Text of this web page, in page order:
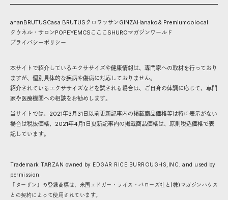
ananBRUTUSCasa BRUTUS クロワッサンGINZAHanako& Premiumcolocal
クウネル・サロンPOPEYEMCS こここ SHUROマガジンワールド
プライバシーポリシー
本サイトで紹介しているエクササイズや健康情報は、専門家への取材を行っており
ますが、個別具体的な疾病や傷病に対応しておりません。
紹介されているエクササイズなどを試される場合は、ご自身の体調に応じて、専門
家や医療機関への相談をお勧めします。
当サイトでは、2021年3月31日以前更新記事内の掲載商品価格等は特に表示がない
場合は税抜価格、2021年4月1日更新記事内の掲載商品価格は、原則税込価格で表
記しています。
Trademark TARZAN owned by EDGAR RICE BURROUGHS,INC. and used by
permission.
『ターザン』の登録商標は、米国エドガー・ライス・バローズ社と(株)マガジンハウス
との契約によって使用されています。